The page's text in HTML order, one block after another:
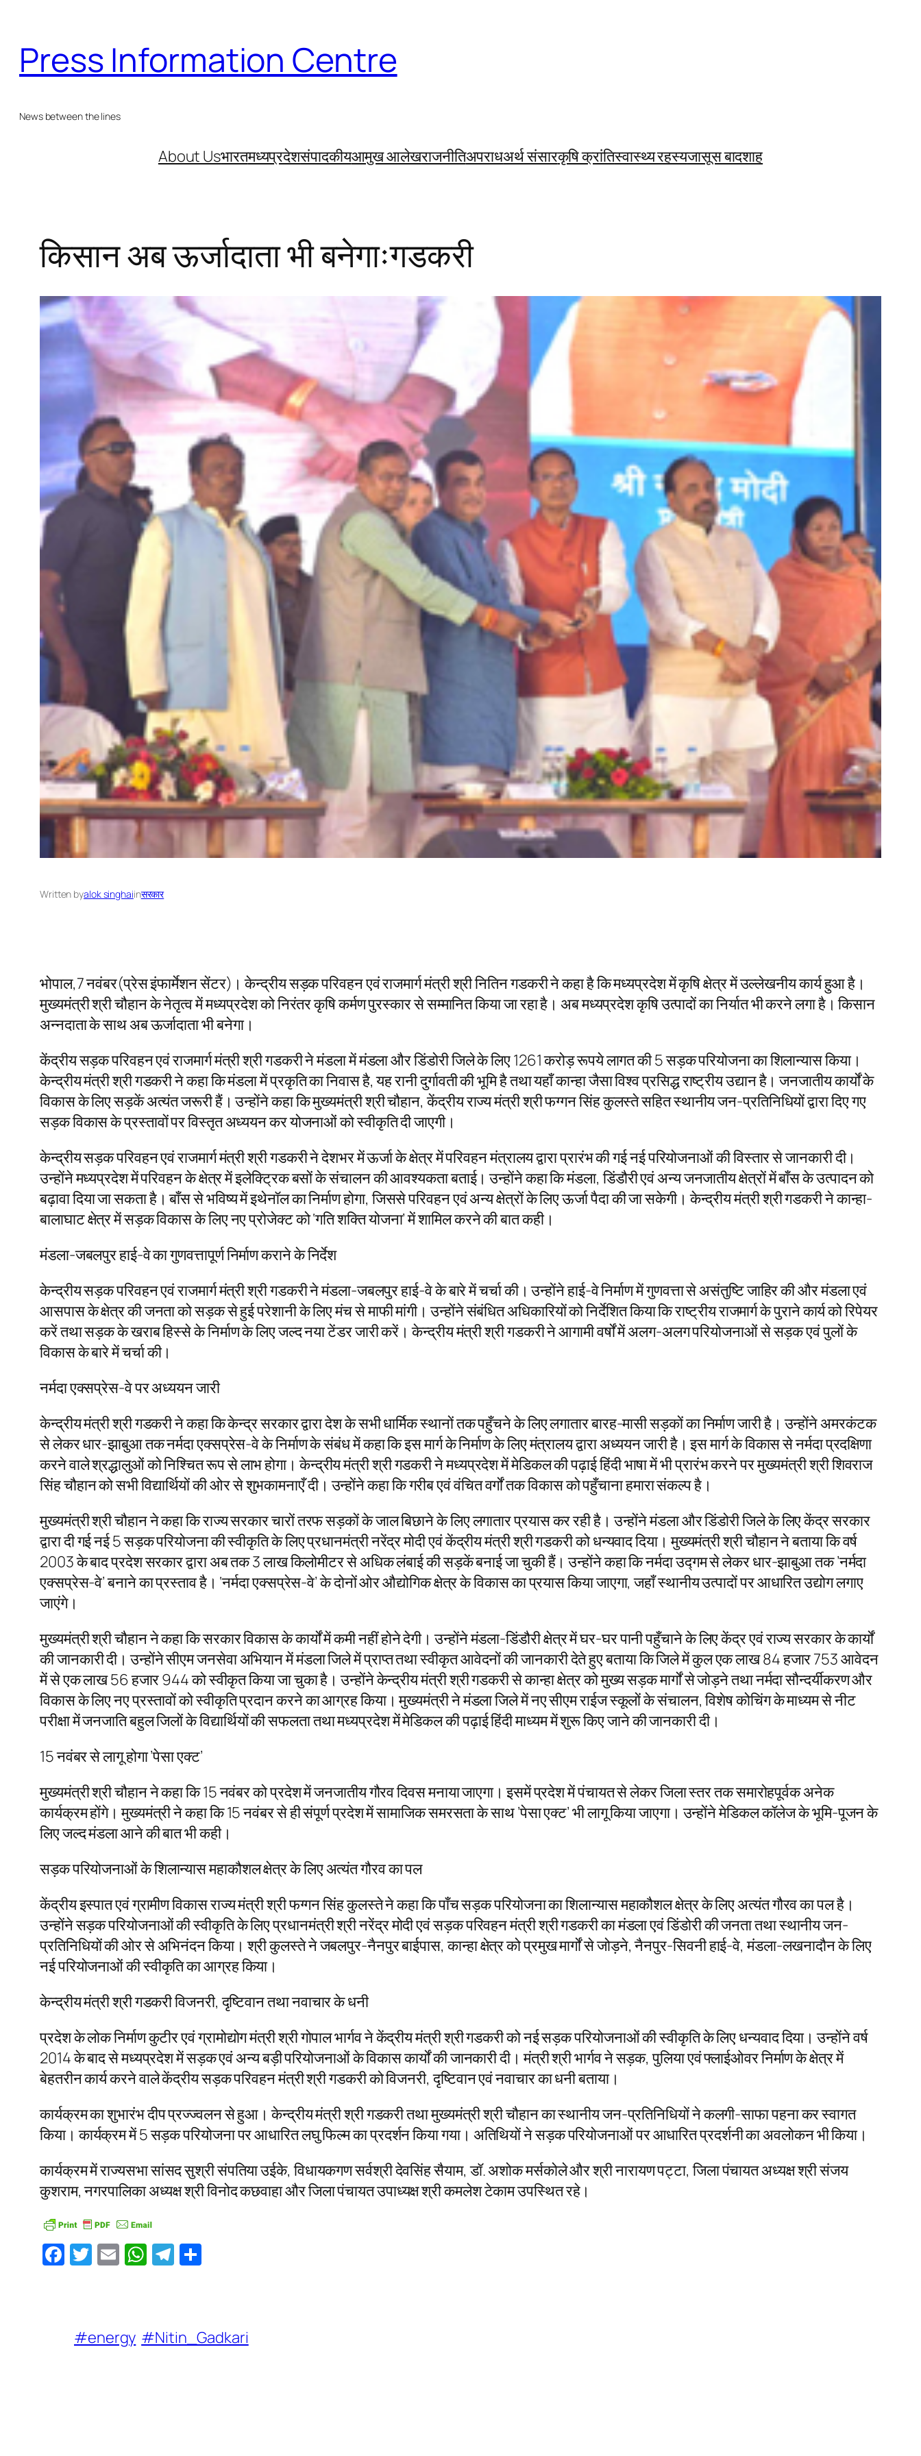
content
Press Information Centre
News between the lines
About Usभारतमध्यप्रदेशसंपादकीयआमुख आलेखराजनीतिअपराधअर्थ संसारकृषि क्रांतिस्वास्थ्य रहस्यजासूस बादशाह
किसान अब ऊर्जादाता भी बनेगाःगडकरी
Written byalok singhaiinसरकार
भोपाल,7 नवंबर(प्रेस इंफार्मेशन सेंटर)। केन्द्रीय सड़क परिवहन एवं राजमार्ग मंत्री श्री नितिन गडकरी ने कहा है कि मध्यप्रदेश में कृषि क्षेत्र में उल्लेखनीय कार्य हुआ है।
मुख्यमंत्री श्री चौहान के नेतृत्व में मध्यप्रदेश को निरंतर कृषि कर्मण पुरस्कार से सम्मानित किया जा रहा है। अब मध्यप्रदेश कृषि उत्पादों का निर्यात भी करने लगा है। किसान
अन्नदाता के साथ अब ऊर्जादाता भी बनेगा।
केंद्रीय सड़क परिवहन एवं राजमार्ग मंत्री श्री गडकरी ने मंडला में मंडला और डिंडोरी जिले के लिए 1261 करोड़ रूपये लागत की 5 सड़क परियोजना का शिलान्यास किया।
केन्द्रीय मंत्री श्री गडकरी ने कहा कि मंडला में प्रकृति का निवास है, यह रानी दुर्गावती की भूमि है तथा यहाँ कान्हा जैसा विश्व प्रसिद्ध राष्ट्रीय उद्यान है। जनजातीय कार्यों के
विकास के लिए सड़कें अत्यंत जरूरी हैं। उन्होंने कहा कि मुख्यमंत्री श्री चौहान, केंद्रीय राज्य मंत्री श्री फग्गन सिंह कुलस्ते सहित स्थानीय जन-प्रतिनिधियों द्वारा दिए गए
सड़क विकास के प्रस्तावों पर विस्तृत अध्ययन कर योजनाओं को स्वीकृति दी जाएगी।
केन्द्रीय सड़क परिवहन एवं राजमार्ग मंत्री श्री गडकरी ने देशभर में ऊर्जा के क्षेत्र में परिवहन मंत्रालय द्वारा प्रारंभ की गई नई परियोजनाओं की विस्तार से जानकारी दी।
उन्होंने मध्यप्रदेश में परिवहन के क्षेत्र में इलेक्ट्रिक बसों के संचालन की आवश्यकता बताई। उन्होंने कहा कि मंडला, डिंडौरी एवं अन्य जनजातीय क्षेत्रों में बाँस के उत्पादन को
बढ़ावा दिया जा सकता है। बाँस से भविष्य में इथेनॉल का निर्माण होगा, जिससे परिवहन एवं अन्य क्षेत्रों के लिए ऊर्जा पैदा की जा सकेगी। केन्द्रीय मंत्री श्री गडकरी ने कान्हा-
बालाघाट क्षेत्र में सड़क विकास के लिए नए प्रोजेक्ट को ‘गति शक्ति योजना’ में शामिल करने की बात कही।
मंडला-जबलपुर हाई-वे का गुणवत्तापूर्ण निर्माण कराने के निर्देश
केन्द्रीय सड़क परिवहन एवं राजमार्ग मंत्री श्री गडकरी ने मंडला-जबलपुर हाई-वे के बारे में चर्चा की। उन्होंने हाई-वे निर्माण में गुणवत्ता से असंतुष्टि जाहिर की और मंडला एवं
आसपास के क्षेत्र की जनता को सड़क से हुई परेशानी के लिए मंच से माफी मांगी। उन्होंने संबंधित अधिकारियों को निर्देशित किया कि राष्ट्रीय राजमार्ग के पुराने कार्य को रिपेयर
करें तथा सड़क के खराब हिस्से के निर्माण के लिए जल्द नया टेंडर जारी करें। केन्द्रीय मंत्री श्री गडकरी ने आगामी वर्षों में अलग-अलग परियोजनाओं से सड़क एवं पुलों के
विकास के बारे में चर्चा की।
नर्मदा एक्सप्रेस-वे पर अध्ययन जारी
केन्द्रीय मंत्री श्री गडकरी ने कहा कि केन्द्र सरकार द्वारा देश के सभी धार्मिक स्थानों तक पहुँचने के लिए लगातार बारह-मासी सड़कों का निर्माण जारी है। उन्होंने अमरकंटक
से लेकर धार-झाबुआ तक नर्मदा एक्सप्रेस-वे के निर्माण के संबंध में कहा कि इस मार्ग के निर्माण के लिए मंत्रालय द्वारा अध्ययन जारी है। इस मार्ग के विकास से नर्मदा प्रदक्षिणा
करने वाले श्रद्धालुओं को निश्चित रूप से लाभ होगा। केन्द्रीय मंत्री श्री गडकरी ने मध्यप्रदेश में मेडिकल की पढ़ाई हिंदी भाषा में भी प्रारंभ करने पर मुख्यमंत्री श्री शिवराज
सिंह चौहान को सभी विद्यार्थियों की ओर से शुभकामनाएँ दी। उन्होंने कहा कि गरीब एवं वंचित वर्गों तक विकास को पहुँचाना हमारा संकल्प है।
मुख्यमंत्री श्री चौहान ने कहा कि राज्य सरकार चारों तरफ सड़कों के जाल बिछाने के लिए लगातार प्रयास कर रही है। उन्होंने मंडला और डिंडोरी जिले के लिए केंद्र सरकार
द्वारा दी गई नई 5 सड़क परियोजना की स्वीकृति के लिए प्रधानमंत्री नरेंद्र मोदी एवं केंद्रीय मंत्री श्री गडकरी को धन्यवाद दिया। मुख्यमंत्री श्री चौहान ने बताया कि वर्ष
2003 के बाद प्रदेश सरकार द्वारा अब तक 3 लाख किलोमीटर से अधिक लंबाई की सड़कें बनाई जा चुकी हैं। उन्होंने कहा कि नर्मदा उद्गम से लेकर धार-झाबुआ तक ’नर्मदा
एक्सप्रेस-वे’ बनाने का प्रस्ताव है। ‘नर्मदा एक्सप्रेस-वे’ के दोनों ओर औद्योगिक क्षेत्र के विकास का प्रयास किया जाएगा, जहाँ स्थानीय उत्पादों पर आधारित उद्योग लगाए
जाएंगे।
मुख्यमंत्री श्री चौहान ने कहा कि सरकार विकास के कार्यों में कमी नहीं होने देगी। उन्होंने मंडला-डिंडौरी क्षेत्र में घर-घर पानी पहुँचाने के लिए केंद्र एवं राज्य सरकार के कार्यों
की जानकारी दी। उन्होंने सीएम जनसेवा अभियान में मंडला जिले में प्राप्त तथा स्वीकृत आवेदनों की जानकारी देते हुए बताया कि जिले में कुल एक लाख 84 हजार 753 आवेदन
में से एक लाख 56 हजार 944 को स्वीकृत किया जा चुका है। उन्होंने केन्द्रीय मंत्री श्री गडकरी से कान्हा क्षेत्र को मुख्य सड़क मार्गों से जोड़ने तथा नर्मदा सौन्दर्यीकरण और
विकास के लिए नए प्रस्तावों को स्वीकृति प्रदान करने का आग्रह किया। मुख्यमंत्री ने मंडला जिले में नए सीएम राईज स्कूलों के संचालन, विशेष कोचिंग के माध्यम से नीट
परीक्षा में जनजाति बहुल जिलों के विद्यार्थियों की सफलता तथा मध्यप्रदेश में मेडिकल की पढ़ाई हिंदी माध्यम में शुरू किए जाने की जानकारी दी।
15 नवंबर से लागू होगा ’पेसा एक्ट’
मुख्यमंत्री श्री चौहान ने कहा कि 15 नवंबर को प्रदेश में जनजातीय गौरव दिवस मनाया जाएगा। इसमें प्रदेश में पंचायत से लेकर जिला स्तर तक समारोहपूर्वक अनेक
कार्यक्रम होंगे। मुख्यमंत्री ने कहा कि 15 नवंबर से ही संपूर्ण प्रदेश में सामाजिक समरसता के साथ ’पेसा एक्ट’ भी लागू किया जाएगा। उन्होंने मेडिकल कॉलेज के भूमि-पूजन के
लिए जल्द मंडला आने की बात भी कही।
सड़क परियोजनाओं के शिलान्यास महाकौशल क्षेत्र के लिए अत्यंत गौरव का पल
केंद्रीय इस्पात एवं ग्रामीण विकास राज्य मंत्री श्री फग्गन सिंह कुलस्ते ने कहा कि पाँच सड़क परियोजना का शिलान्यास महाकौशल क्षेत्र के लिए अत्यंत गौरव का पल है।
उन्होंने सड़क परियोजनाओं की स्वीकृति के लिए प्रधानमंत्री श्री नरेंद्र मोदी एवं सड़क परिवहन मंत्री श्री गडकरी का मंडला एवं डिंडोरी की जनता तथा स्थानीय जन-
प्रतिनिधियों की ओर से अभिनंदन किया। श्री कुलस्ते ने जबलपुर-नैनपुर बाईपास, कान्हा क्षेत्र को प्रमुख मार्गों से जोड़ने, नैनपुर-सिवनी हाई-वे, मंडला-लखनादौन के लिए
नई परियोजनाओं की स्वीकृति का आग्रह किया।
केन्द्रीय मंत्री श्री गडकरी विजनरी, दृष्टिवान तथा नवाचार के धनी
प्रदेश के लोक निर्माण कुटीर एवं ग्रामोद्योग मंत्री श्री गोपाल भार्गव ने केंद्रीय मंत्री श्री गडकरी को नई सड़क परियोजनाओं की स्वीकृति के लिए धन्यवाद दिया। उन्होंने वर्ष
2014 के बाद से मध्यप्रदेश में सड़क एवं अन्य बड़ी परियोजनाओं के विकास कार्यों की जानकारी दी। मंत्री श्री भार्गव ने सड़क, पुलिया एवं फ्लाईओवर निर्माण के क्षेत्र में
बेहतरीन कार्य करने वाले केंद्रीय सड़क परिवहन मंत्री श्री गडकरी को विजनरी, दृष्टिवान एवं नवाचार का धनी बताया।
कार्यक्रम का शुभारंभ दीप प्रज्ज्वलन से हुआ। केन्द्रीय मंत्री श्री गडकरी तथा मुख्यमंत्री श्री चौहान का स्थानीय जन-प्रतिनिधियों ने कलगी-साफा पहना कर स्वागत
किया। कार्यक्रम में 5 सड़क परियोजना पर आधारित लघु फिल्म का प्रदर्शन किया गया। अतिथियों ने सड़क परियोजनाओं पर आधारित प्रदर्शनी का अवलोकन भी किया।
कार्यक्रम में राज्यसभा सांसद सुश्री संपतिया उईके, विधायकगण सर्वश्री देवसिंह सैयाम, डॉ. अशोक मर्सकोले और श्री नारायण पट्टा, जिला पंचायत अध्यक्ष श्री संजय
कुशराम, नगरपालिका अध्यक्ष श्री विनोद कछवाहा और जिला पंचायत उपाध्यक्ष श्री कमलेश टेकाम उपस्थित रहे।
Facebook
Twitter
EmailWhatsApp
Telegram
#energy #Nitin_Gadkari